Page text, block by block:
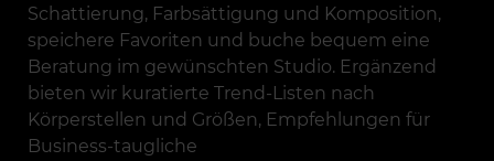
Schattierung, Farbsättigung und Komposition,
speichere Favoriten und buche bequem eine
Beratung im gewünschten Studio. Ergänzend
bieten wir kuratierte Trend-Listen nach
Körperstellen und Größen, Empfehlungen für
Business‑taugliche